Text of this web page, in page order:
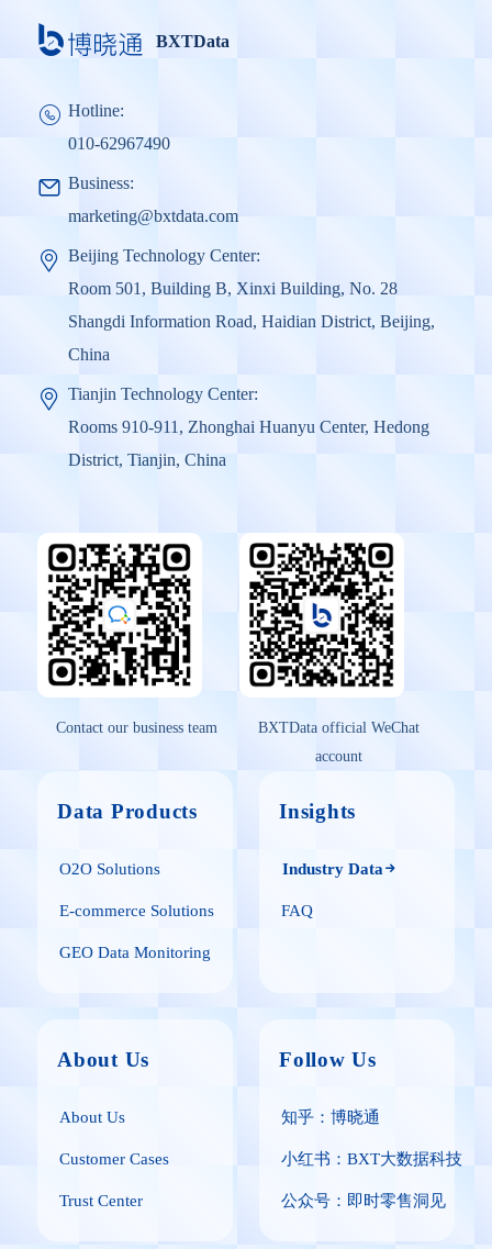
BXTData
Hotline:
010-62967490
Business:
marketing@bxtdata.com
Beijing Technology Center:
Room 501, Building B, Xinxi Building, No. 28
Shangdi Information Road, Haidian District, Beijing,
China
Tianjin Technology Center:
Rooms 910-911, Zhonghai Huanyu Center, Hedong
District, Tianjin, China
Contact our business team
BXTData official WeChat
account
Data Products
O2O Solutions
E-commerce Solutions
GEO Data Monitoring
Insights
Industry Data
FAQ
About Us
About Us
Customer Cases
Trust Center
Follow Us
知乎：博晓通
小红书：BXT大数据科技
公众号：即时零售洞见